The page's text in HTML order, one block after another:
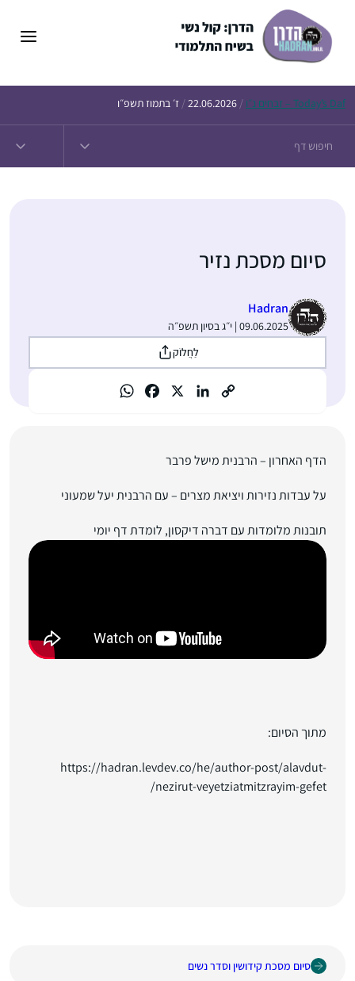
Today’s Daf – זבחים נ״ו /
22.06.2026
/ ז׳ בתמוז תשפ״ו
סיום מסכת נזיר
Hadran
09.06.2025 | י״ג בסיון תשפ״ה
לַחֲלוֹק
הדף האחרון – הרבנית מישל פרבר
על עבדות נזירות ויציאת מצרים – עם הרבנית יעל שמעוני
תובנות מלומדות עם דברה דיקסון, לומדת דף יומי
מתוך הסיום:
https://hadran.levdev.co/he/author-post/alavdut-
nezirut-veyetziatmitzrayim-gefet/
סיום מסכת קידושין וסדר נשים